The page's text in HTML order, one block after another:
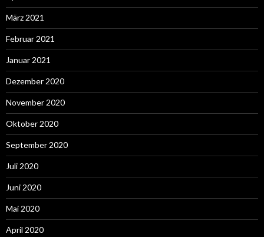
März 2021
Februar 2021
Januar 2021
Dezember 2020
November 2020
Oktober 2020
September 2020
Juli 2020
Juni 2020
Mai 2020
April 2020